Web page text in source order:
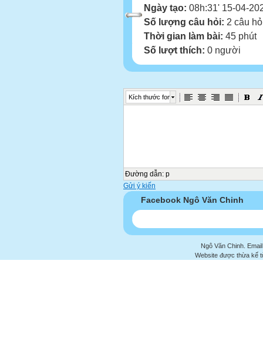
Ngày tạo: 08h:31' 15-04-
Số lượng câu hỏi: 2 câu
Thời gian làm bài: 45 phút
Số lượt thích: 0 người
Kích thước font
Đường dẫn: p
Gửi ý kiến
Facebook Ngô Văn Chinh
Ngô Văn Chinh.
Website được thừa kế